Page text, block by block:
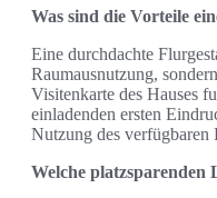
Was sind die Vorteile
Eine durchdachte
Raumausnutzung,
Visitenkarte des Hauses
einladenden ersten
Nutzung des verfügbaren
Welche platzsparenden